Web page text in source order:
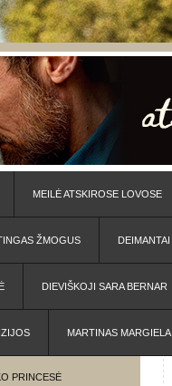
MEILĖ ATSKIROSE LOVOSE
ŽMOGUS DEIMANTAI
DIEVIŠKOJI SARA BERNAR
MARTINAS MARGIELA
PRINCESĖ